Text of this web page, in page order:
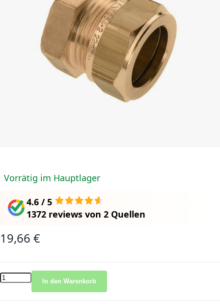
Vorrätig im Hauptlager
4.6 / 5
1372 reviews von 2 Quellen
19,66 €
In den Warenkorb